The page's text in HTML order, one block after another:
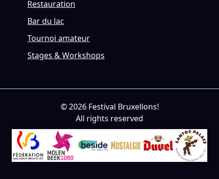
Restauration
Bar du lac
Tournoi amateur
Stages & Workshops
© 2026 Festival Bruxellons!
All rights reserved